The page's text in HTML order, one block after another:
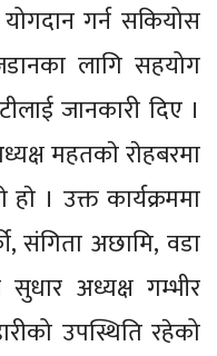
गर्न सकियोस
लागि सहयोग
जानकारी दिए ।
महतकाे राेहबरमा
। उक्त कार्यक्रममा
संगिता अछामि, वडा
अध्यक्ष गम्भीर
उपस्थिति रहेको